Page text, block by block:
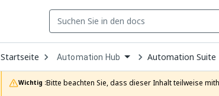
Startseite Open
Dropdown
to
choose
product
Automation Hub Automation Suite
Wichtig :Bitte beachten Sie, dass dieser Inhalt teilweise